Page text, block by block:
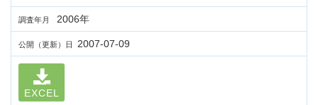
調査年月 2006年
公開（更新）日 2007-07-09
EXCEL